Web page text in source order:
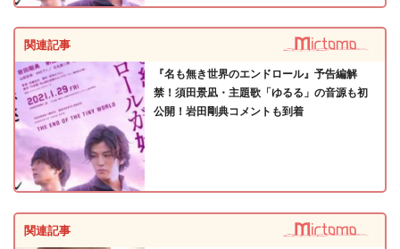
関連記事
『名も無き世界のエンドロール』予告編解
禁！須田景凪・主題歌「ゆるる」の音源も初
公開！岩田剛典コメントも到着
関連記事